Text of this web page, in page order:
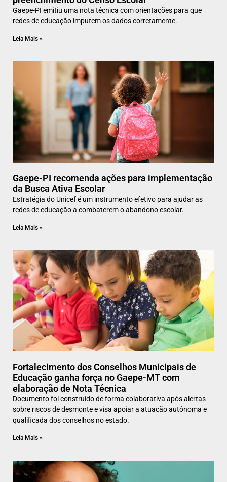
Gaepe-PI emitiu uma nota técnica com orientações para que
redes de educação imputem os dados corretamente.
Leia Mais »
Gaepe-PI recomenda ações para implementação
da Busca Ativa Escolar
Estratégia do Unicef é um instrumento efetivo para ajudar as
redes de educação a combaterem o abandono escolar.
Leia Mais »
Fortalecimento dos Conselhos Municipais de
Educação ganha força no Gaepe-MT com
elaboração de Nota Técnica
Documento foi construído de forma colaborativa após alertas
sobre riscos de desmonte e visa apoiar a atuação autônoma e
qualificada dos conselhos no estado.
Leia Mais »